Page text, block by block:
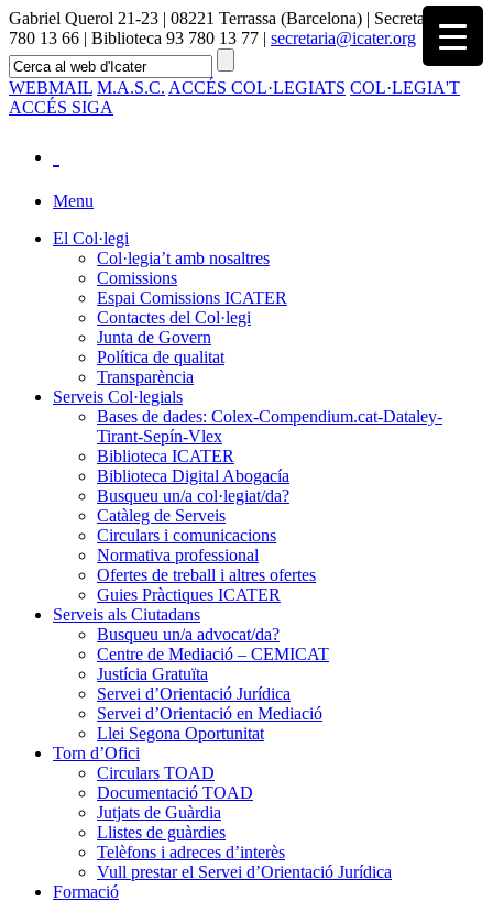
Gabriel Querol 21-23 | 08221 Terrassa (Barcelona) | Secretaria 93
780 13 66 | Biblioteca 93 780 13 77 | secretaria@icater.org
WEBMAIL M.A.S.C. ACCÉS COL·LEGIATS COL·LEGIA'T
ACCÉS SIGA
Menu
El Col·legi
Col·legia’t amb nosaltres
Comissions
Espai Comissions ICATER
Contactes del Col·legi
Junta de Govern
Política de qualitat
Transparència
Serveis Col·legials
Bases de dades: Colex-Compendium.cat-Dataley-
Tirant-Sepín-Vlex
Biblioteca ICATER
Biblioteca Digital Abogacía
Busqueu un/a col·legiat/da?
Catàleg de Serveis
Circulars i comunicacions
Normativa professional
Ofertes de treball i altres ofertes
Guies Pràctiques ICATER
Serveis als Ciutadans
Busqueu un/a advocat/da?
Centre de Mediació – CEMICAT
Justícia Gratuïta
Servei d’Orientació Jurídica
Servei d’Orientació en Mediació
Llei Segona Oportunitat
Torn d’Ofici
Circulars TOAD
Documentació TOAD
Jutjats de Guàrdia
Llistes de guàrdies
Telèfons i adreces d’interès
Vull prestar el Servei d’Orientació Jurídica
Formació